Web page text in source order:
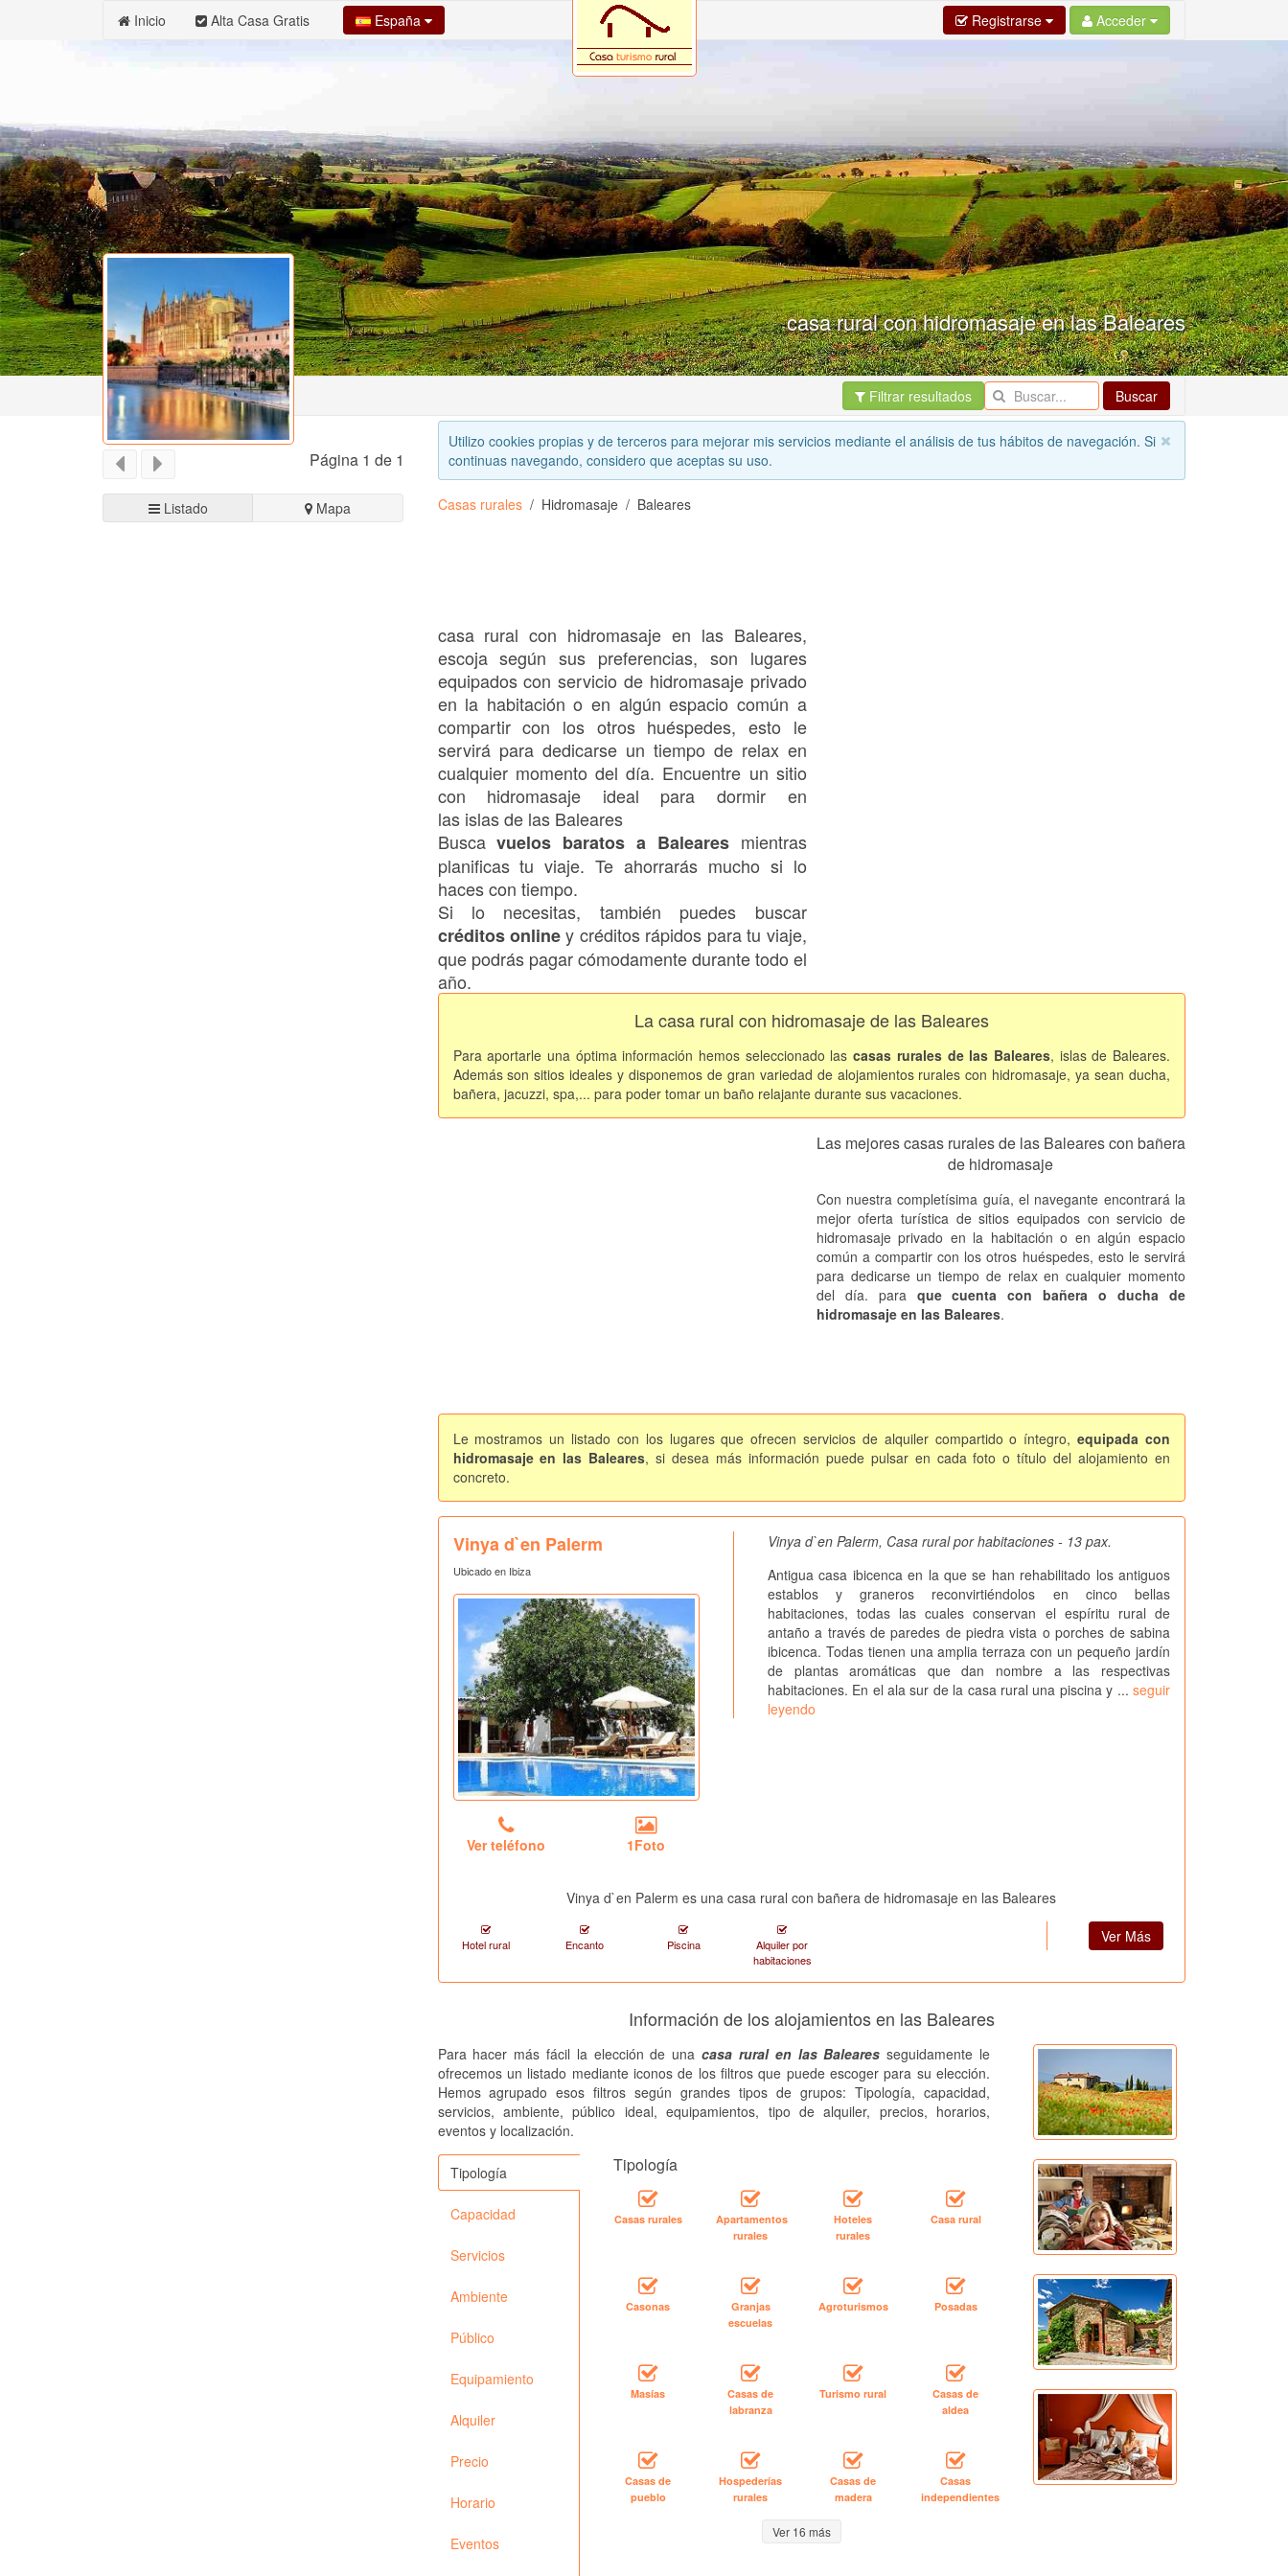
Inicio Alta Casa Gratis España Registrarse Acceder
casa rural con hidromasaje en las Baleares
Filtrar resultados Buscar
Página 1 de 1
Listado Mapa
Utilizo cookies propias y de terceros para mejorar mis servicios mediante el análisis de tus hábitos de navegación. Si
continuas navegando, considero que aceptas su uso.
Casas rurales Hidromasaje Baleares
casa rural con hidromasaje en las Baleares,
escoja según sus preferencias, son lugares
equipados con servicio de hidromasaje privado
en la habitación o en algún espacio común a
compartir con los otros huéspedes, esto le
servirá para dedicarse un tiempo de relax en
cualquier momento del día. Encuentre un sitio
con hidromasaje ideal para dormir en
las islas de las Baleares
Buscavuelos baratos a Balearesmientras
planificas tu viaje. Te ahorrarás mucho si lo
haces con tiempo.
Si lo necesitas, también puedes buscar
créditos onliney créditos rápidos para tu viaje,
que podrás pagar cómodamente durante todo el
año.
La casa rural con hidromasaje de las Baleares
Para aportarle una óptima información hemos seleccionado lascasas rurales de las Baleares, islas de Baleares.
Además son sitios ideales y disponemos de gran variedad de alojamientos rurales con hidromasaje, ya sean ducha,
bañera, jacuzzi, spa,... para poder tomar un baño relajante durante sus vacaciones.
Las mejores casas rurales de las Baleares con bañera
de hidromasaje
Con nuestra completísima guía, el navegante encontrará la
mejor oferta turística de sitios equipados con servicio de
hidromasaje privado en la habitación o en algún espacio
común a compartir con los otros huéspedes, esto le servirá
para dedicarse un tiempo de relax en cualquier momento
del día. para que cuenta con bañera o ducha de
hidromasaje en las Baleares.
Le mostramos un listado con los lugares que ofrecen servicios de alquiler compartido o íntegro,equipada con
hidromasaje en las Baleares, si desea más información puede pulsar en cada foto o título del alojamiento en
concreto.
Vinya d`en Palerm
Ubicado en Ibiza
Ver teléfono 1Foto
Vinya d`en Palerm, Casa rural por habitaciones - 13 pax.
Antigua casa ibicenca en la que se han rehabilitado los antiguos
establos y graneros reconvirtiéndolos en cinco bellas
habitaciones, todas las cuales conservan el espíritu rural de
antaño a través de paredes de piedra vista o porches de sabina
ibicenca. Todas tienen una amplia terraza con un pequeño jardín
de plantas aromáticas que dan nombre a las respectivas
habitaciones. En el ala sur de la casa rural una piscina y ... seguir
leyendo
Vinya d`en Palerm es una casa rural con bañera de hidromasaje en las Baleares
Hotel rural Encanto Piscina
Alquiler por
habitaciones
Ver Más
Información de los alojamientos en las Baleares
Para hacer más fácil la elección de unacasa rural en las Baleares seguidamente le
ofrecemos un listado mediante iconos de los filtros que puede escoger para su elección.
Hemos agrupado esos filtros según grandes tipos de grupos: Tipología, capacidad,
servicios, ambiente, público ideal, equipamientos, tipo de alquiler, precios, horarios,
eventos y localización.
Tipología
Capacidad
Servicios
Ambiente
Público
Equipamiento
Alquiler
Precio
Horario
Eventos
Tipología
Casas rurales
Apartamentos
rurales
Hoteles
rurales
Casa rural
Casonas
Granjas
escuelas
Agroturismos Posadas
Masías
Casas de
labranza
Turismo rural
Casas de
aldea
Casas de
pueblo
Hospederías
rurales
Casas de
madera
Casas
independientes
Ver 16 más